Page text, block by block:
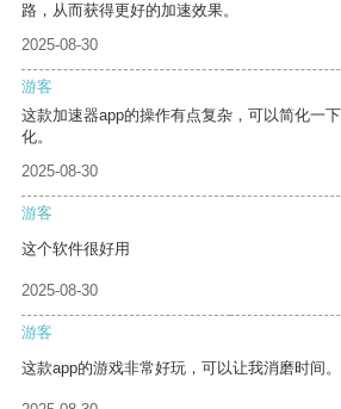
路，从而获得更好的加速效果。
2025-08-30
游客
这款加速器app的操作有点复杂，可以简化一
化。
2025-08-30
游客
这个软件很好用
2025-08-30
游客
这款app的游戏非常好玩，可以让我消磨时间。